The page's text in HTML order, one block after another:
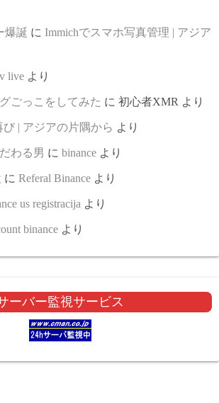
爆誕 に Immichでスマホ写真管理 | アジア
live より
ごっこをしてみた に 初心者XMR より
び | アジアの片隅から より
わる男 に binance より
に Referal Binance より
us registracija より
binance より
ーバー監視サービス